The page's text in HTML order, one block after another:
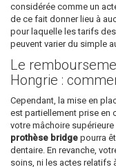
considérée comme un
de ce fait donner lieu à
pour laquelle les tarifs
peuvent varier du simple
Le
Hongrie :
Cependant, la mise en
est partiellement prise en
votre mâchoire
prothèse bridge pourra
dentaire. En revanche,
soins, ni les actes relatifs